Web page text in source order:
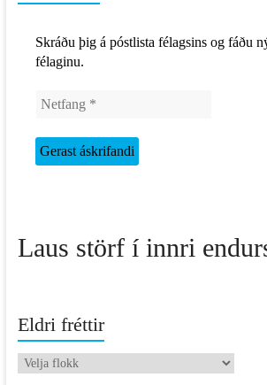
Skráðu þig á póstlista félagsins og fáðu
félaginu.
Laus störf í innri
Eldri fréttir
Eldri